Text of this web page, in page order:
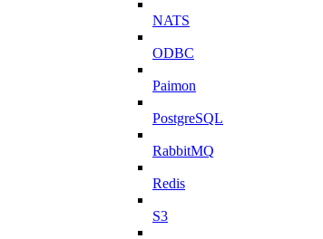
NATS
ODBC
Paimon
PostgreSQL
RabbitMQ
Redis
S3